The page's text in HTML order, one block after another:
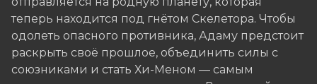
теперь находится под гнётом Скелетора. Чтобы
одолеть опасного противника, Адаму предстоит
раскрыть своё прошлое, объединить силы с
союзниками и стать Хи-Меном — самым